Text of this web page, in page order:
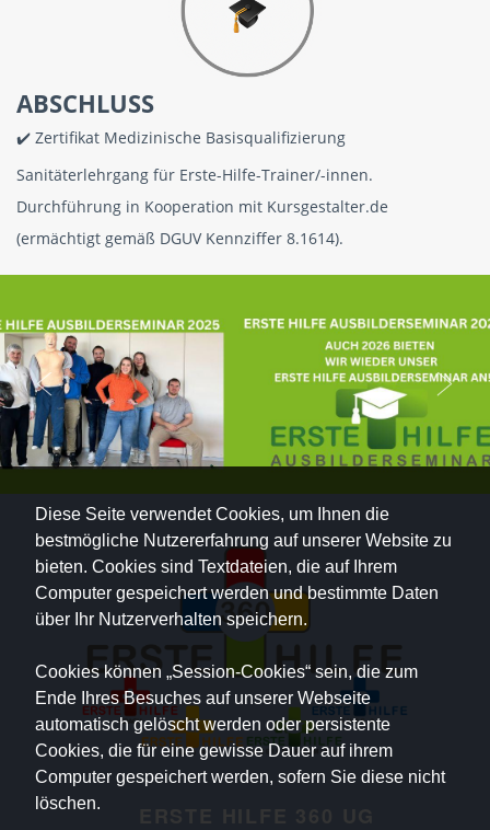
Diese Seite verwendet Cookies, um Ihnen die
bestmögliche Nutzererfahrung auf unserer Website zu
bieten. Cookies sind Textdateien, die auf Ihrem
Computer gespeichert werden und bestimmte Daten
über Ihr Nutzerverhalten speichern.
Cookies können „Session-Cookies“ sein, die zum
Ende Ihres Besuches auf unserer Webseite
automatisch gelöscht werden oder persistente
Cookies, die für eine gewisse Dauer auf ihrem
Computer gespeichert werden, sofern Sie diese nicht
löschen.
ABSCHLUSS
✔️ Zertifikat Medizinische Basisqualifizierung
Sanitäterlehrgang für Erste-Hilfe-Trainer/-innen.
Durchführung in Kooperation mit Kursgestalter.de
(ermächtigt gemäß DGUV Kennziffer 8.1614).